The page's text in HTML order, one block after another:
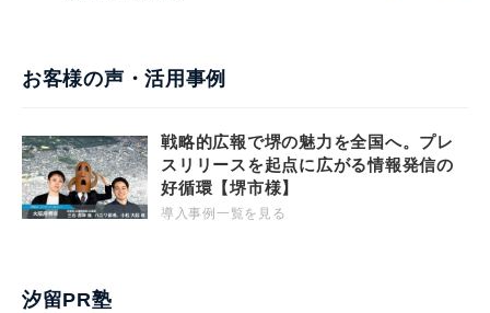
お客様の声・活用事例
戦略的広報で堺の魅力を全国へ。プレ
スリリースを起点に広がる情報発信の
好循環【堺市様】
導入事例一覧を見る
汐留PR塾